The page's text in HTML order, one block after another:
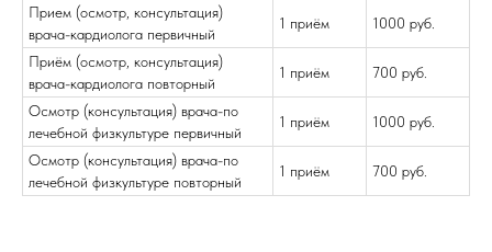
Прием (осмотр, консультация)
врача-кардиолога первичный
1 приём 1000 руб.
Приём (осмотр, консультация)
врача-кардиолога повторный
1 приём 700 руб.
Осмотр (консультация) врача-по
лечебной физкультуре первичный
1 приём 1000 руб.
Осмотр (консультация) врача-по
лечебной физкультуре повторный
1 приём 700 руб.